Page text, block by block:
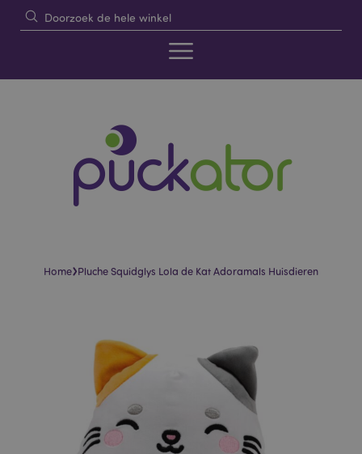
Home›Pluche Squidglys Lola de Kat Adoramals Huisdieren